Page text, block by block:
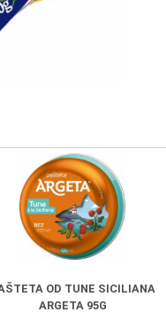
OD TUNE SICILIANA
ARGETA 95G